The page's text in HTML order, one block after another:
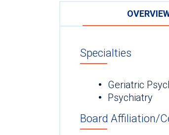
Specialties
Geriatric
Psychiatry
Board Affiliation/